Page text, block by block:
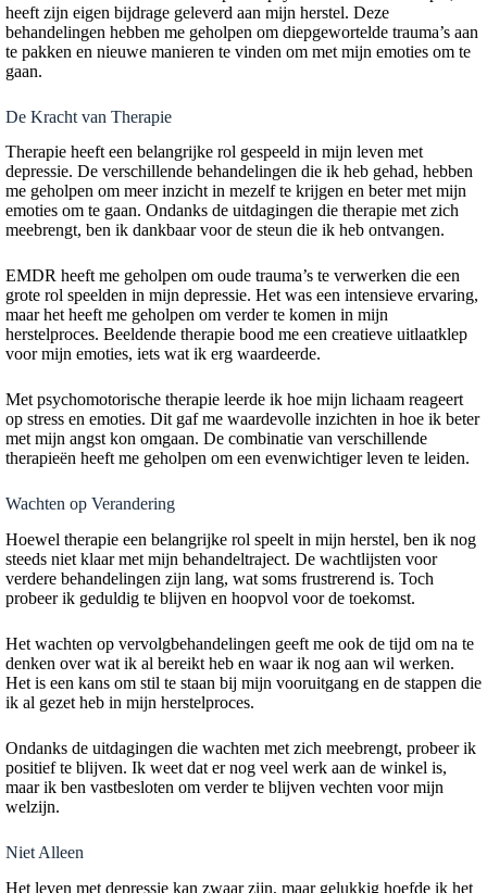
heeft zijn eigen bijdrage geleverd aan mijn herstel. Deze
behandelingen hebben me geholpen om diepgewortelde trauma’s aan
te pakken en nieuwe manieren te vinden om met mijn emoties om te
gaan.
De Kracht van Therapie
Therapie heeft een belangrijke rol gespeeld in mijn leven met
depressie. De verschillende behandelingen die ik heb gehad, hebben
me geholpen om meer inzicht in mezelf te krijgen en beter met mijn
emoties om te gaan. Ondanks de uitdagingen die therapie met zich
meebrengt, ben ik dankbaar voor de steun die ik heb ontvangen.
EMDR heeft me geholpen om oude trauma’s te verwerken die een
grote rol speelden in mijn depressie. Het was een intensieve ervaring,
maar het heeft me geholpen om verder te komen in mijn
herstelproces. Beeldende therapie bood me een creatieve uitlaatklep
voor mijn emoties, iets wat ik erg waardeerde.
Met psychomotorische therapie leerde ik hoe mijn lichaam reageert
op stress en emoties. Dit gaf me waardevolle inzichten in hoe ik beter
met mijn angst kon omgaan. De combinatie van verschillende
therapieën heeft me geholpen om een evenwichtiger leven te leiden.
Wachten op Verandering
Hoewel therapie een belangrijke rol speelt in mijn herstel, ben ik nog
steeds niet klaar met mijn behandeltraject. De wachtlijsten voor
verdere behandelingen zijn lang, wat soms frustrerend is. Toch
probeer ik geduldig te blijven en hoopvol voor de toekomst.
Het wachten op vervolgbehandelingen geeft me ook de tijd om na te
denken over wat ik al bereikt heb en waar ik nog aan wil werken.
Het is een kans om stil te staan bij mijn vooruitgang en de stappen die
ik al gezet heb in mijn herstelproces.
Ondanks de uitdagingen die wachten met zich meebrengt, probeer ik
positief te blijven. Ik weet dat er nog veel werk aan de winkel is,
maar ik ben vastbesloten om verder te blijven vechten voor mijn
welzijn.
Niet Alleen
Het leven met depressie kan zwaar zijn, maar gelukkig hoefde ik het